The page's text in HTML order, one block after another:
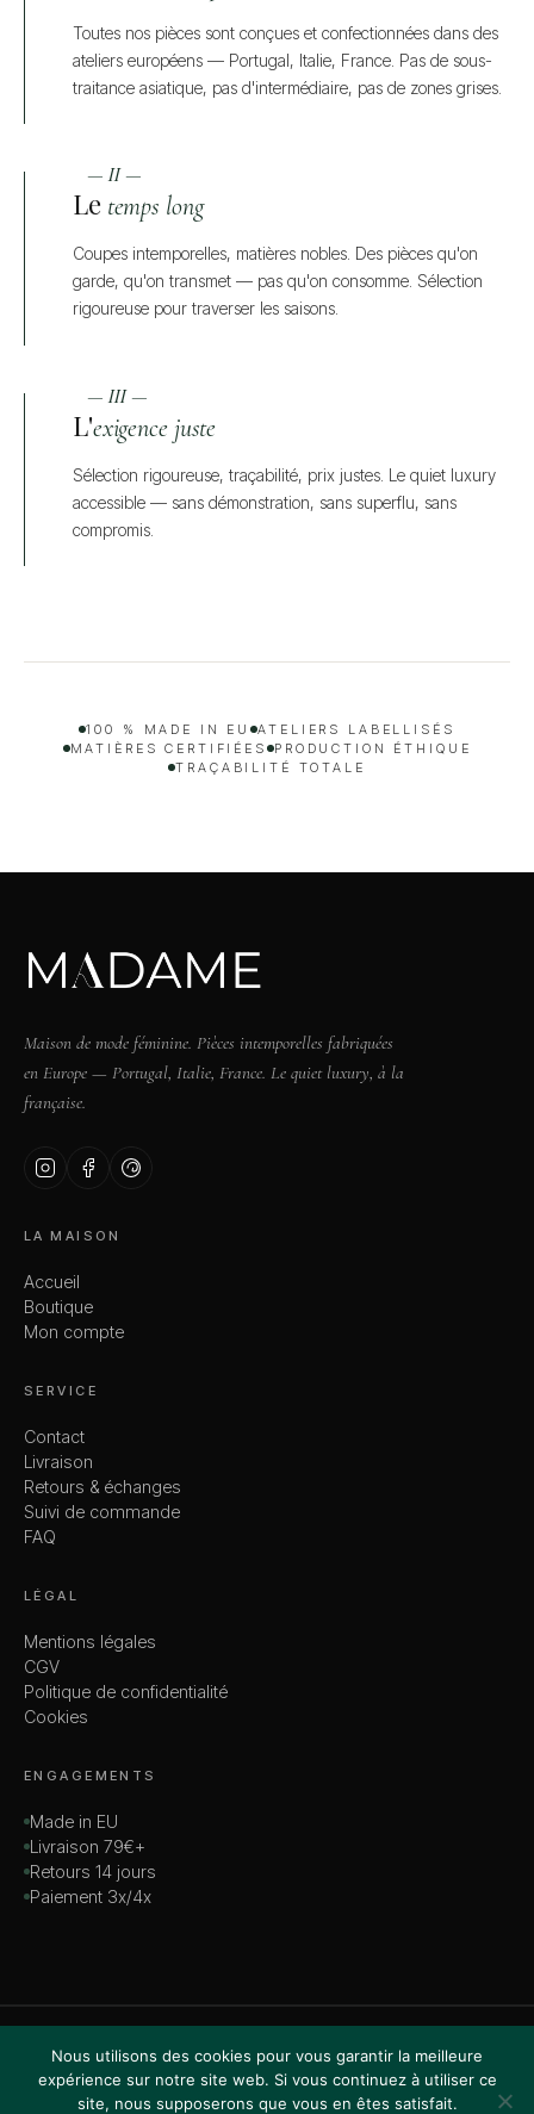
Toutes nos pièces sont conçues et confectionnées dans des
ateliers européens — Portugal, Italie, France. Pas de sous-
traitance asiatique, pas d'intermédiaire, pas de zones grises.
— II —
Le temps long
Coupes intemporelles, matières nobles. Des pièces qu'on
garde, qu'on transmet — pas qu'on consomme. Sélection
rigoureuse pour traverser les saisons.
— III —
L'exigence juste
Sélection rigoureuse, traçabilité, prix justes. Le quiet luxury
accessible — sans démonstration, sans superflu, sans
compromis.
100 % MADE IN EU ATELIERS LABELLISÉS
MATIÈRES CERTIFIÉES
PRODUCTION ÉTHIQUE
TRAÇABILITÉ TOTALE
Maison de mode féminine. Pièces intemporelles fabriquées
en Europe — Portugal, Italie, France. Le quiet luxury, à la
française.
LA MAISON
Accueil
Boutique
Mon compte
SERVICE
Contact
Livraison
Retours & échanges
Suivi de commande
FAQ
LÉGAL
Mentions légales
CGV
Politique de confidentialité
Cookies
ENGAGEMENTS
Made in EU
Livraison 79€+
Retours 14 jours
Paiement 3x/4x
VISA · MASTERCARD · AMEX · PAYPAL
Nous utilisons des cookies pour vous garantir la meilleure
expérience sur notre site web. Si vous continuez à utiliser ce
site, nous supposerons que vous en êtes satisfait.